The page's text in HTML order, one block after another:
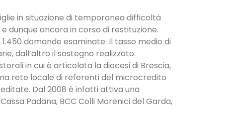
in situazione di temporanea difficoltà
dunque ancora in corso di restituzione.
domande esaminate. Il tasso medio di
dall’altro il sostegno realizzato.
in cui è articolata la diocesi di Brescia,
rete locale di referenti del microcredito
Dal 2008 è infatti attiva una
Padana, BCC Colli Morenici del Garda,